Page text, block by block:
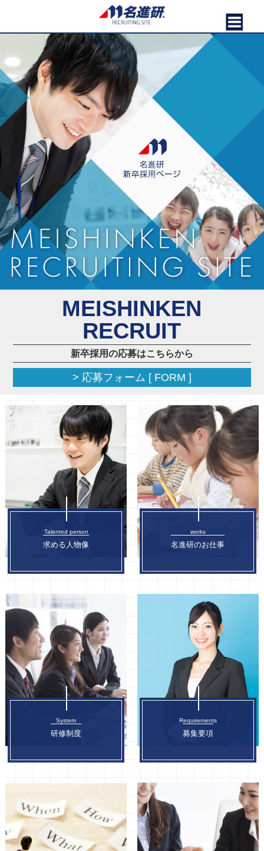
MEISHINKEN
RECRUIT
新卒採用の応募はこちらから
> 応募フォーム [ FORM ]
Talented person
求める人物像
works
名進研のお仕事
System
研修制度
Requirements
募集要項